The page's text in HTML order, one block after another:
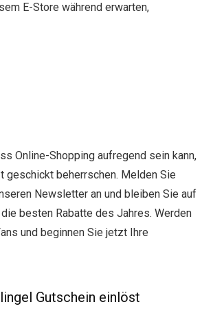
E-Store während erwarten,
Online-Shopping aufregend sein kann,
geschickt beherrschen. Melden Sie
Newsletter an und bleiben Sie auf
besten Rabatte des Jahres. Werden
und beginnen Sie jetzt Ihre
Gutschein einlöst